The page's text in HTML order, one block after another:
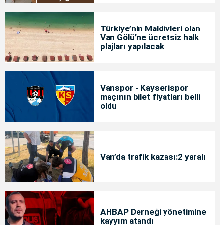
Türkiye’nin Maldivleri olan
Van Gölü’ne ücretsiz halk
plajları yapılacak
Vanspor - Kayserispor
maçının bilet fiyatları belli
oldu
Van’da trafik kazası:2 yaralı
AHBAP Derneği yönetimine
kayyım atandı